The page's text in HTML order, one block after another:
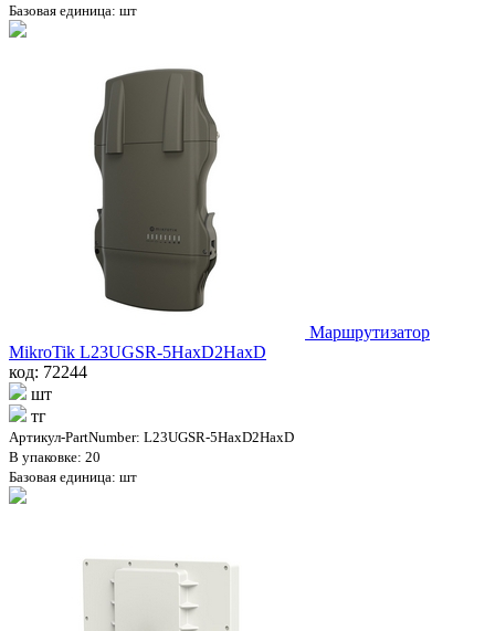
Базовая единица: шт
Маршрутизатор
MikroTik L23UGSR-5HaxD2HaxD
код: 72244
шт
тг
Артикул-PartNumber: L23UGSR-5HaxD2HaxD
В упаковке: 20
Базовая единица: шт